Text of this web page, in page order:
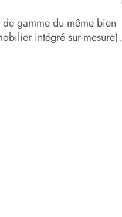
gamme du même bien
intégré sur-mesure).